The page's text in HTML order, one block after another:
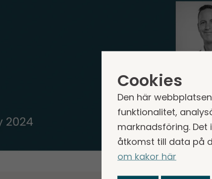
Cookies
Den här
funktionalitet,
marknadsföring.
åtkomst till data på
om kakor här